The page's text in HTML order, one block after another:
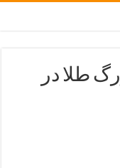
طلا در